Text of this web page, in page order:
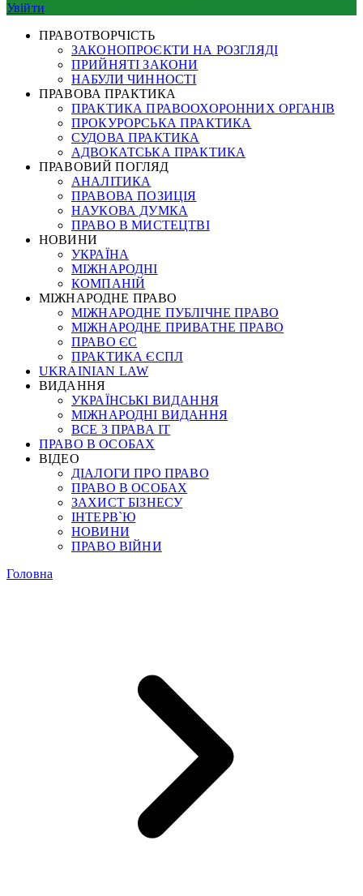
Увійти
ПРАВОТВОРЧІСТЬ
ЗАКОНОПРОЄКТИ НА РОЗГЛЯДІ
ПРИЙНЯТІ ЗАКОНИ
НАБУЛИ ЧИННОСТІ
ПРАВОВА ПРАКТИКА
ПРАКТИКА ПРАВООХОРОННИХ ОРГАНІВ
ПРОКУРОРСЬКА ПРАКТИКА
СУДОВА ПРАКТИКА
АДВОКАТСЬКА ПРАКТИКА
ПРАВОВИЙ ПОГЛЯД
АНАЛІТИКА
ПРАВОВА ПОЗИЦІЯ
НАУКОВА ДУМКА
ПРАВО В МИСТЕЦТВІ
НОВИНИ
УКРАЇНА
МІЖНАРОДНІ
КОМПАНІЙ
МІЖНАРОДНЕ ПРАВО
МІЖНАРОДНЕ ПУБЛІЧНЕ ПРАВО
МІЖНАРОДНЕ ПРИВАТНЕ ПРАВО
ПРАВО ЄС
ПРАКТИКА ЄСПЛ
UKRAINIAN LAW
ВИДАННЯ
УКРАЇНСЬКІ ВИДАННЯ
МІЖНАРОДНІ ВИДАННЯ
ВСЕ З ПРАВА ІТ
ПРАВО В ОСОБАХ
ВІДЕО
ДІАЛОГИ ПРО ПРАВО
ПРАВО В ОСОБАХ
ЗАХИСТ БІЗНЕСУ
ІНТЕРВ`Ю
НОВИНИ
ПРАВО ВІЙНИ
Головна